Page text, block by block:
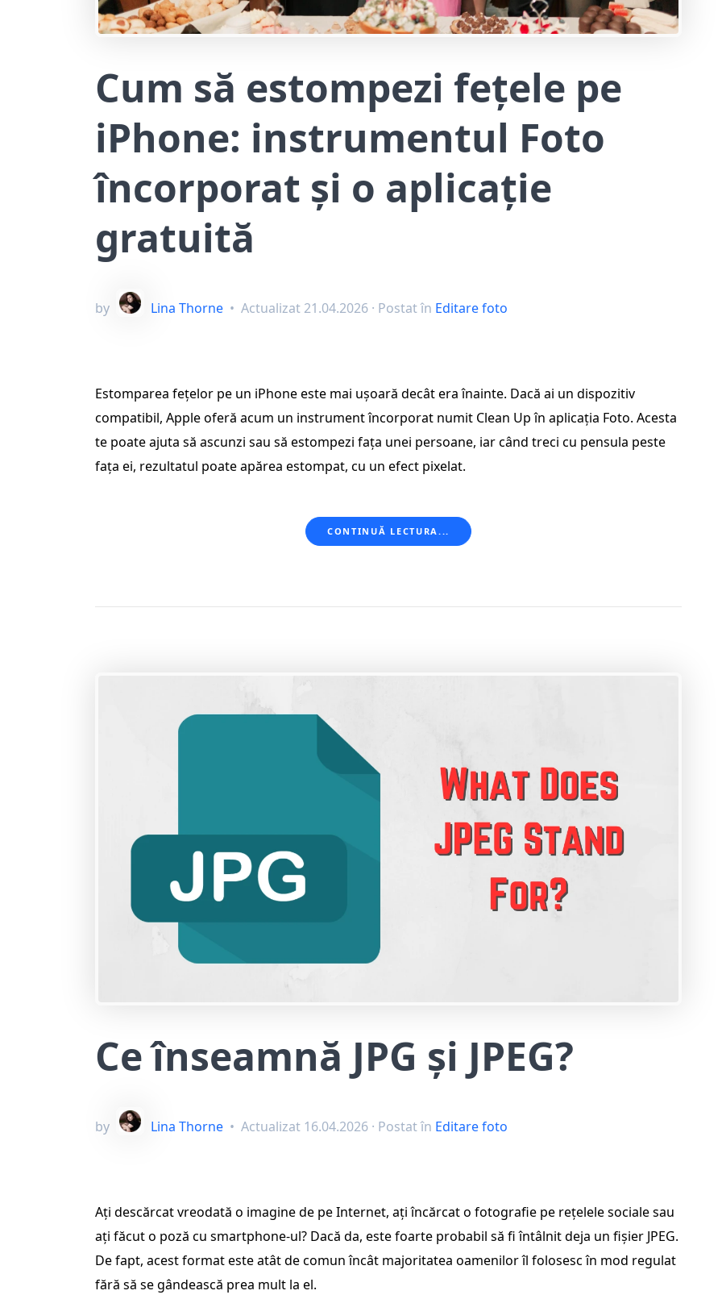
Cum să estompezi fețele pe
iPhone: instrumentul Foto
încorporat și o aplicație
gratuită
by Lina Thorne • Actualizat 21.04.2026 · Postat în Editare foto
Estomparea fețelor pe un iPhone este mai ușoară decât era înainte. Dacă ai un dispozitiv
compatibil, Apple oferă acum un instrument încorporat numit Clean Up în aplicația Foto. Acesta
te poate ajuta să ascunzi sau să estompezi fața unei persoane, iar când treci cu pensula peste
fața ei, rezultatul poate apărea estompat, cu un efect pixelat.
CONTINUĂ LECTURA...
Ce înseamnă JPG și JPEG?
by Lina Thorne • Actualizat 16.04.2026 · Postat în Editare foto
Ați descărcat vreodată o imagine de pe Internet, ați încărcat o fotografie pe rețelele sociale sau
ați făcut o poză cu smartphone-ul? Dacă da, este foarte probabil să fi întâlnit deja un fișier JPEG.
De fapt, acest format este atât de comun încât majoritatea oamenilor îl folosesc în mod regulat
fără să se gândească prea mult la el.